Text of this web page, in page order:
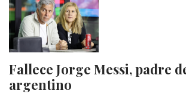
Fallece Jorge Messi, padre
argentino